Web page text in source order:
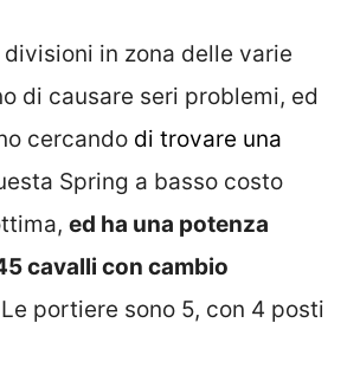
in zona delle varie
di causare seri problemi, ed
cercando di trovare una
Spring a basso costo
ed ha una potenza
cavalli con cambio
portiere sono 5, con 4 posti